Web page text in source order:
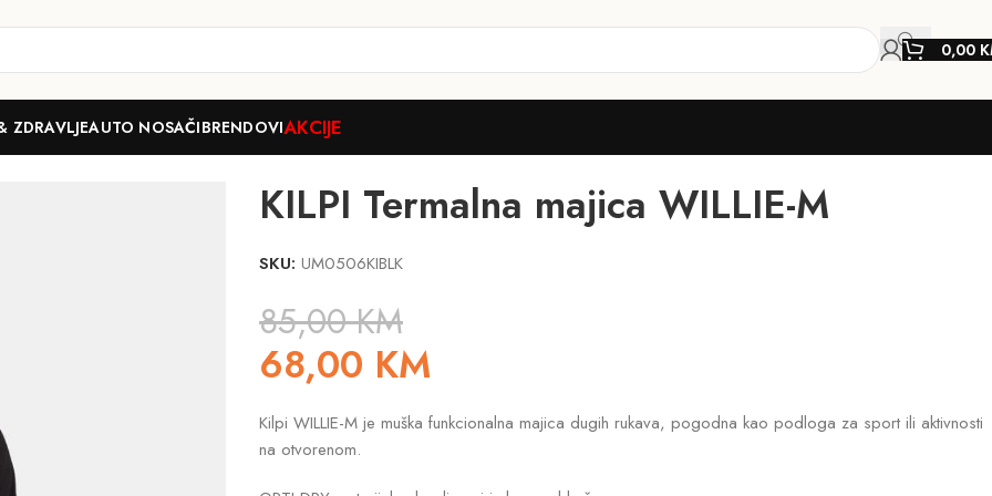
0,00
ZDRAVLJEAUTO NOSAČIBRENDOVIAKCIJE
KILPI Termalna majica WILLIE-M
SKU: UM0506KIBLK
85,00KM
68,00 KM
Kilpi WILLIE-M je muška funkcionalna majica dugih rukava, pogodna kao podloga za sport ili aktivnosti
na otvorenom.